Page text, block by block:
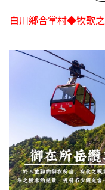
白川鄉合掌村◆牧歌